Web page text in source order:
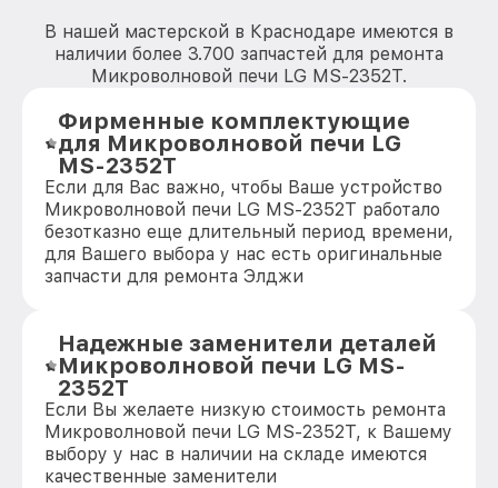
В нашей мастерской в Краснодаре имеются в
наличии более 3.700 запчастей для ремонта
Микроволновой печи LG MS-2352T.
Фирменные комплектующие
для Микроволновой печи LG
MS-2352T
Если для Вас важно, чтобы Ваше устройство
Микроволновой печи LG MS-2352T работало
безотказно еще длительный период времени,
для Вашего выбора у нас есть оригинальные
запчасти для ремонта Элджи
Надежные заменители деталей
Микроволновой печи LG MS-
2352T
Если Вы желаете низкую стоимость ремонта
Микроволновой печи LG MS-2352T, к Вашему
выбору у нас в наличии на складе имеются
качественные заменители